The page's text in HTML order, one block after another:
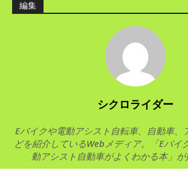
編集
シクロライダー
Eバイクや電動アシスト自転車、自動車、
どを紹介しているWebメディア。「Eバイ
動アシスト自動車がよくわかる本」が